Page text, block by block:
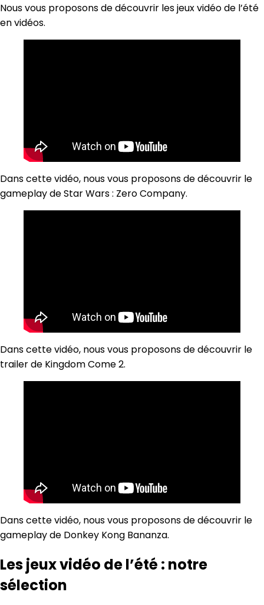
Nous vous proposons de découvrir les jeux vidéo de l’été
en vidéos.
Dans cette vidéo, nous vous proposons de découvrir le
gameplay de Star Wars : Zero Company.
Dans cette vidéo, nous vous proposons de découvrir le
trailer de Kingdom Come 2.
Dans cette vidéo, nous vous proposons de découvrir le
gameplay de Donkey Kong Bananza.
Les jeux vidéo de l’été : notre
sélection